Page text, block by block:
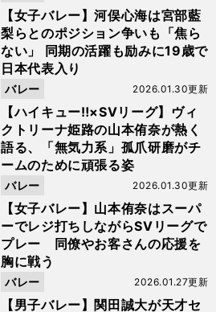
【女子バレー】河俣心海は宮部藍
梨らとのポジション争いも「焦ら
ない」 同期の活躍も励みに19歳で
日本代表入り
【ハイキュー‼×SVリーグ】ヴィ
クトリーナ姫路の山本侑奈が熱く
語る、「無気力系」孤爪研磨がチ
ームのために頑張る姿
2026.01.30更新
バレー
【女子バレー】山本侑奈はスーパ
ーでレジ打ちしながらSVリーグで
プレー 同僚やお客さんの応援を
胸に戦う
2026.01.30更新
バレー
【男子バレー】関田誠大が天才セ
2026.01.27更新
バレー